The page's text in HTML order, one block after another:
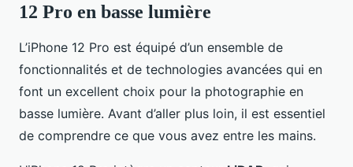
12 Pro en basse lumière
L’iPhone 12 Pro est équipé d’un ensemble de
fonctionnalités et de technologies avancées qui en
font un excellent choix pour la photographie en
basse lumière. Avant d’aller plus loin, il est essentiel
de comprendre ce que vous avez entre les mains.